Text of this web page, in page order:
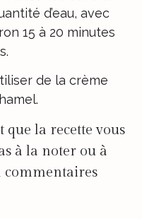
d’eau, avec
15 à 20 minutes
de la crème
que la recette vous
à la noter ou à
commentaires